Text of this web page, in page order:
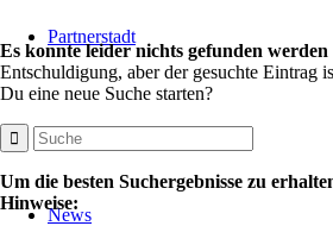
Partnerstadt
News
Es konnte leider nichts gefunden werden
Entschuldigung, aber der gesuchte Eintrag
Du eine neue Suche starten?
Um die besten Suchergebnisse zu
Hinweise: